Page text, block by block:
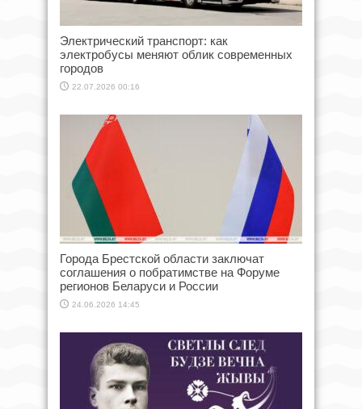
Электрический транспорт: как
электробусы меняют облик современных
городов
22.07.2026 00:16
Города Брестской области заключат
соглашения о побратимстве на Форуме
регионов Беларуси и России
24.06.2026 14:45